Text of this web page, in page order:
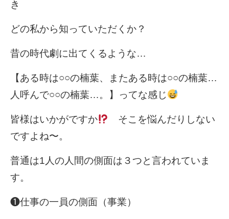
き
どの私から知っていただくか？
昔の時代劇に出てくるような…
【ある時は○○の楠葉、またある時は○○の楠葉…
人呼んで○○の楠葉…。】ってな感じ
皆様はいかがですか
そこを悩んだりしない
ですよね〜。
普通は1人の人間の側面は３つと言われていま
す。
❶仕事の一員の側面（事業）